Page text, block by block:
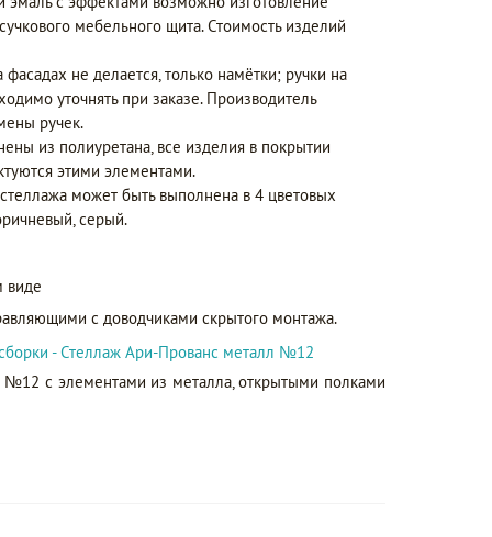
мебельного щита. Стоимость изделий
фасадах не делается, только намётки; ручки на
уточнять при заказе. Производитель
ручек.
из полиуретана, все изделия в покрытии
этими элементами.
может быть выполнена в 4 цветовых
серый.
виде
с доводчиками скрытого монтажа.
- Стеллаж Ари-Прованс металл №12
с элементами из металла, открытыми полками